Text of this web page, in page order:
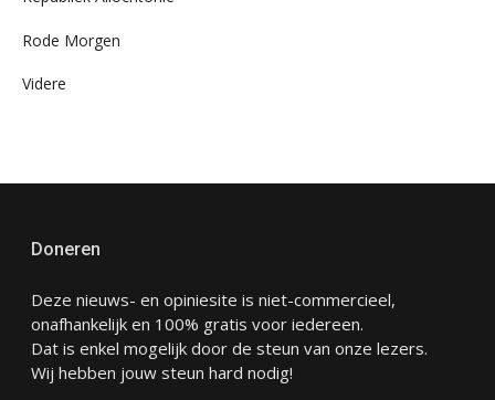
Rode Morgen
Videre
Doneren
Deze nieuws- en opiniesite is niet-commercieel,
onafhankelijk en 100% gratis voor iedereen.
Dat is enkel mogelijk door de steun van onze lezers.
Wij hebben jouw steun hard nodig!